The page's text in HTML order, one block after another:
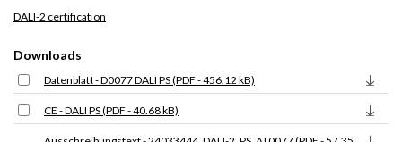
DALI-2 certification
Downloads
Datenblatt - D0077 DALI PS (PDF - 456.12 kB)
CE - DALI PS (PDF - 40.68 kB)